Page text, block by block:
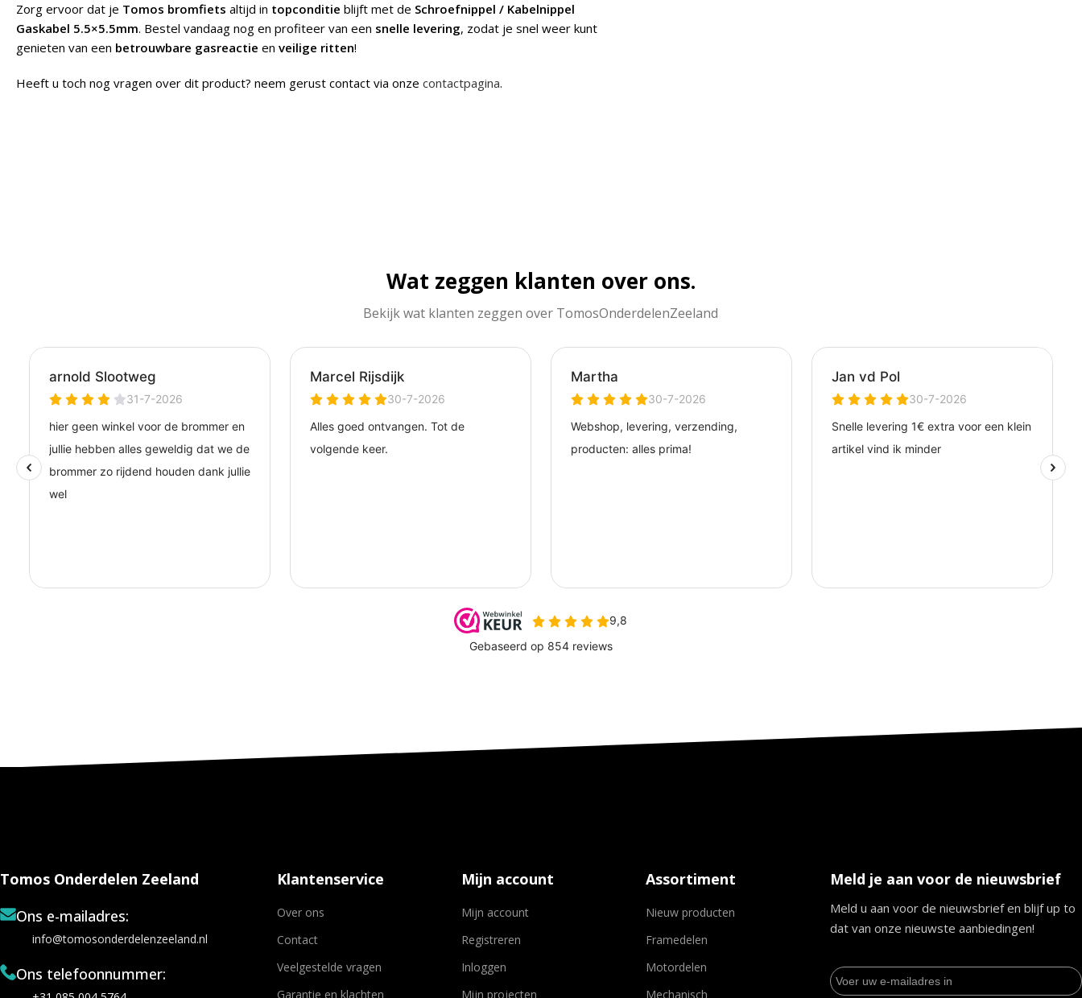
Zorg ervoor dat je Tomos bromfiets altijd in topconditie blijft met de Schroefnippel / Kabelnippel
Gaskabel 5.5×5.5mm. Bestel vandaag nog en profiteer van een snelle levering, zodat je snel weer kunt
genieten van een betrouwbare gasreactie en veilige ritten!
Heeft u toch nog vragen over dit product? neem gerust contact via onze contactpagina.
Wat zeggen klanten over ons.
Bekijk wat klanten zeggen over TomosOnderdelenZeeland
Tomos Onderdelen Zeeland
Ons e-mailadres:
info@tomosonderdelenzeeland.nl
Ons telefoonnummer:
Klantenservice
Over ons
Contact
Veelgestelde vragen
Garantie en klachten
Mijn account
Mijn account
Registreren
Inloggen
Mijn projecten
Assortiment
Nieuw producten
Framedelen
Motordelen
Mechanisch
Meld je aan voor de nieuwsbrief
Meld u aan voor de nieuwsbrief en blijf up to
dat van onze nieuwste aanbiedingen!